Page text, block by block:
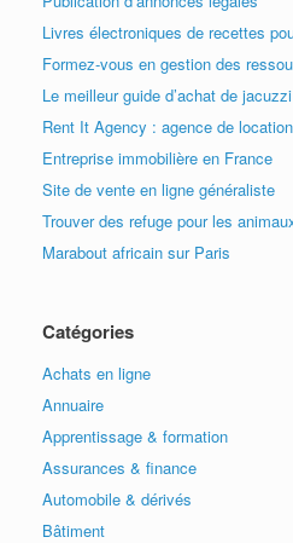
Livres électroniques de recettes
Formez-vous en gestion des
Le meilleur guide d’achat de jacuzzi
Rent It Agency : agence de
Entreprise immobilière en France
Site de vente en ligne généraliste
Trouver des refuge pour les
Marabout africain sur Paris
Catégories
Achats en ligne
Annuaire
Apprentissage & formation
Assurances & finance
Automobile & dérivés
Bâtiment